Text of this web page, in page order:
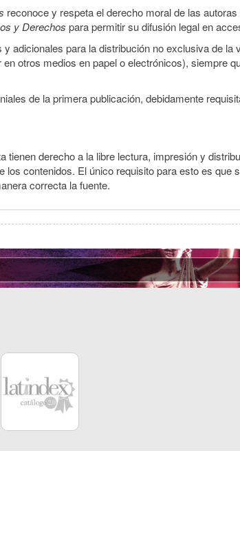
reconoce y respeta el derecho moral de las
y Derechos para permitir su difusión legal en
adicionales para la distribución no exclusiva de la
otros medios en papel o electrónicos), siempre
de la primera publicación, debidamente
derecho a la libre lectura, impresión y
contenidos. El único requisito para esto es
correcta la fuente.